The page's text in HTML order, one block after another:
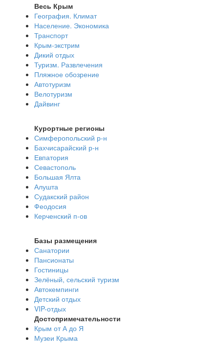
Весь Крым
География. Климат
Население. Экономика
Транспорт
Крым-экстрим
Дикий отдых
Туризм. Развлечения
Пляжное обозрение
Автотуризм
Велотуризм
Дайвинг
Курортные регионы
Симферопольский р-н
Бахчисарайский р-н
Евпатория
Севастополь
Большая Ялта
Алушта
Судакский район
Феодосия
Керченский п-ов
Базы размещения
Санатории
Пансионаты
Гостиницы
Зелёный, сельский туризм
Автокемпинги
Детский отдых
VIP-отдых
Достопримечательности
Крым от А до Я
Музеи Крыма